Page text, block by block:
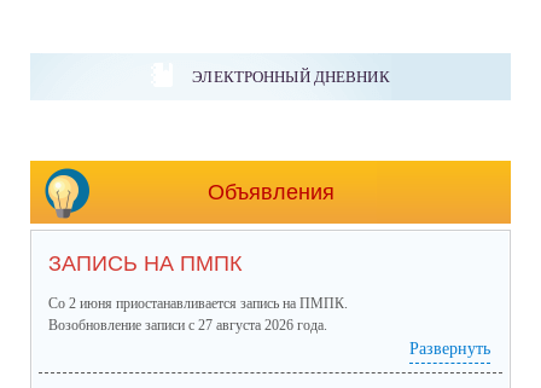
ЭЛЕКТРОННЫЙ ДНЕВНИК
Объявления
ЗАПИСЬ НА ПМПК
Со 2 июня приостанавливается запись на ПМПК.
Возобновление записи с 27 августа 2026 года.
Развернуть